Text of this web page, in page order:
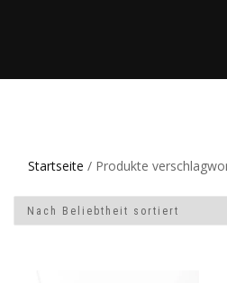
Startseite / Produkte